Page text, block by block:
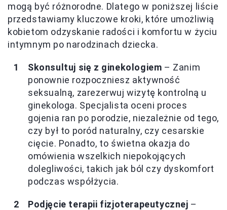
mogą być różnorodne. Dlatego w poniższej liście
przedstawiamy kluczowe kroki, które umożliwią
kobietom odzyskanie radości i komfortu w życiu
intymnym po narodzinach dziecka.
Skonsultuj się z ginekologiem – Zanim
ponownie rozpoczniesz aktywność
seksualną, zarezerwuj wizytę kontrolną u
ginekologa. Specjalista oceni proces
gojenia ran po porodzie, niezależnie od tego,
czy był to poród naturalny, czy cesarskie
cięcie. Ponadto, to świetna okazja do
omówienia wszelkich niepokojących
dolegliwości, takich jak ból czy dyskomfort
podczas współżycia.
Podjęcie terapii fizjoterapeutycznej –